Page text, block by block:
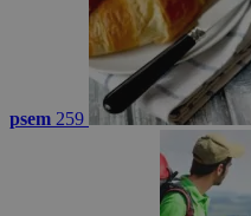
psem 259